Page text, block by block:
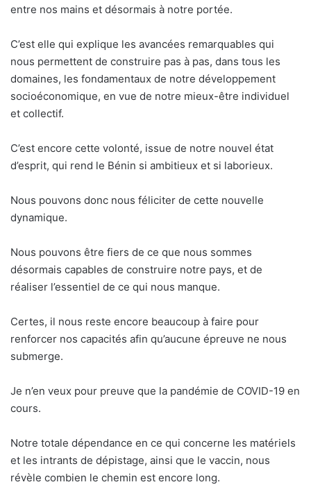
entre nos mains et désormais à notre portée.
C’est elle qui explique les avancées remarquables qui
nous permettent de construire pas à pas, dans tous les
domaines, les fondamentaux de notre développement
socioéconomique, en vue de notre mieux-être individuel
et collectif.
C’est encore cette volonté, issue de notre nouvel état
d’esprit, qui rend le Bénin si ambitieux et si laborieux.
Nous pouvons donc nous féliciter de cette nouvelle
dynamique.
Nous pouvons être fiers de ce que nous sommes
désormais capables de construire notre pays, et de
réaliser l’essentiel de ce qui nous manque.
Certes, il nous reste encore beaucoup à faire pour
renforcer nos capacités afin qu’aucune épreuve ne nous
submerge.
Je n’en veux pour preuve que la pandémie de COVID-19 en
cours.
Notre totale dépendance en ce qui concerne les matériels
et les intrants de dépistage, ainsi que le vaccin, nous
révèle combien le chemin est encore long.